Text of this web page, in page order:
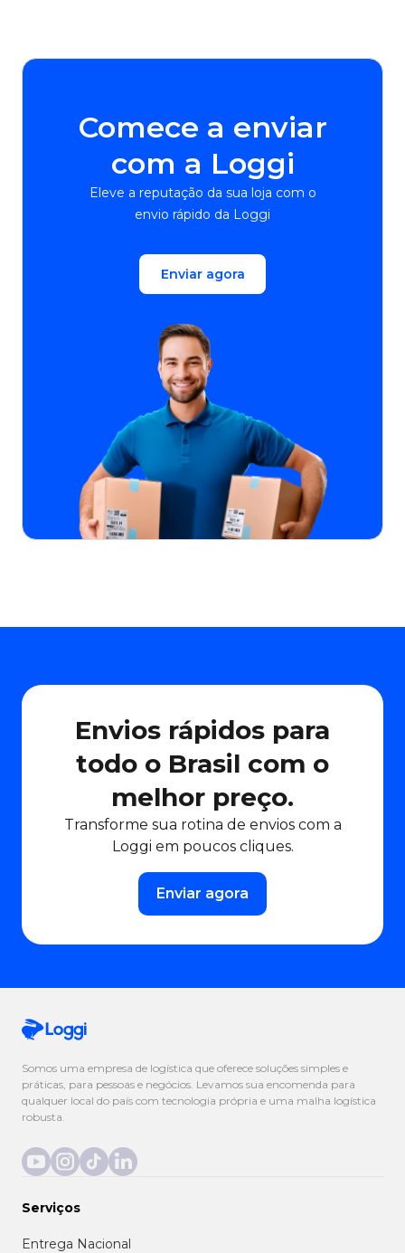
Comece a enviar
com a Loggi
Eleve a reputação da sua loja com o
envio rápido da Loggi
Enviar agora
Envios rápidos para
todo o Brasil com o
melhor preço.
Transforme sua rotina de envios com a
Loggi em poucos cliques.
Enviar agora
Somos uma empresa de logística que oferece soluções simples e
práticas, para pessoas e negócios. Levamos sua encomenda para
qualquer local do país com tecnologia própria e uma malha logística
robusta.
Serviços
Entrega Nacional